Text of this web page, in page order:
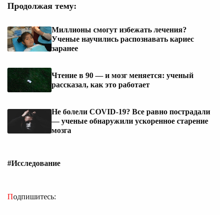
Продолжая тему:
Миллионы смогут избежать лечения?
Ученые научились распознавать кариес
заранее
Чтение в 90 — и мозг меняется: ученый
рассказал, как это работает
Не болели COVID-19? Все равно пострадали
— ученые обнаружили ускоренное старение
мозга
#Исследование
Подпишитесь: